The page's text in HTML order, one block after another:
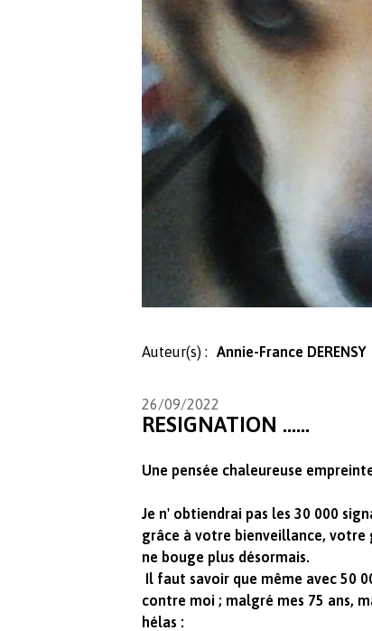
Auteur(s) : Annie-France DERENSY
26/09/2022
RESIGNATION ......
Une pensée chaleureuse
Je n' obtiendrai pas les 30 000
grâce à votre bienveillance, votre
ne bouge plus désormais.
Il faut savoir que même avec 50
contre moi ; malgré mes 75 ans,
hélas :